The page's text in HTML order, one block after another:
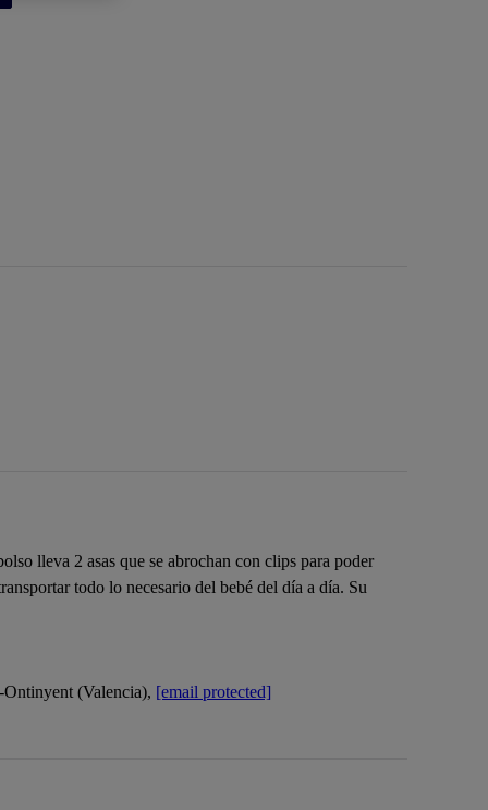
lleva 2 asas que se abrochan con clips para poder
todo lo necesario del bebé del día a día. Su
(Valencia), [email protected]